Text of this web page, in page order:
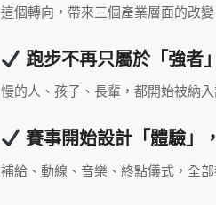
這個轉向，帶來三個產業層面的改變
跑步不再只屬於「強者」
慢的人、孩子、長輩，都開始被納入
賽事開始設計「體驗」
補給、動線、音樂、終點儀式，全